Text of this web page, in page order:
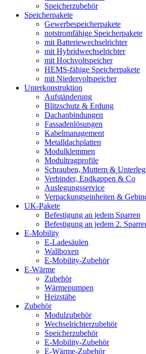
Speicherzubehör
Speicherpakete
Gewerbespeicherpakete
notstromfähige Speicherpakete
mit Batteriewechselrichter
mit Hybridwechselrichter
mit Hochvoltspeicher
HEMS-fähige Speicherpakete
mit Niedervoltspeicher
Unterkonstruktion
Aufständerung
Blitzschutz & Erdung
Dachanbindungen
Fassadenlösungen
Kabelmanagement
Metalldachplatten
Modulklemmen
Modultragprofile
Schrauben, Muttern &
Verbinder, Endkappen & Co
Auslegungsservice
Verpackungseinheiten &
UK-Pakete
Befestigung an jedem Sparren
Befestigung an jedem 2.
E-Mobility
E-Ladesäulen
Wallboxen
E-Mobility-Zubehör
E-Wärme
Zubehör
Wärmepumpen
Heizstäbe
Zubehör
Modulzubehör
Wechselrichterzubehör
Speicherzubehör
E-Mobility-Zubehör
E-Wärme-Zubehör